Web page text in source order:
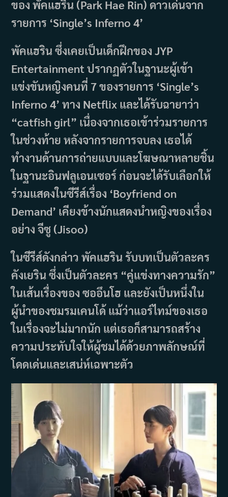
ของ พัคแฮริน (Park Hae Rin) ดาวเด่นจาก
รายการ ‘Single’s Inferno 4’
พัคแฮริน ซึ่งเคยเป็นเด็กฝึกของ JYP
Entertainment ปรากฏตัวในฐานะผู้เข้า
แข่งขันหญิงคนที่ 7 ของรายการ ‘Single’s
Inferno 4’ ทาง Netflix และได้รับฉายาว่า
“catfish girl” เนื่องจากเธอเข้าร่วมรายการ
ในช่วงท้าย หลังจากรายการจบลง เธอได้
ทำงานด้านการถ่ายแบบและโฆษณาหลายชิ้น
ในฐานะอินฟลูเอนเซอร์ ก่อนจะได้รับเลือกให้
ร่วมแสดงในซีรีส์เรื่อง ‘Boyfriend on
Demand’ เคียงข้างนักแสดงนำหญิงของเรื่อง
อย่าง จีซู (Jisoo)
ในซีรีส์ดังกล่าว พัคแฮริน รับบทเป็นตัวละคร
คังเยริน ซึ่งเป็นตัวละคร “คู่แข่งทางความรัก”
ในเส้นเรื่องของ ซออึนโฮ และยังเป็นหนึ่งใน
ผู้นำของชมรมเคนโด้ แม้ว่าแอร์ไทม์ของเธอ
ในเรื่องจะไม่มากนัก แต่เธอก็สามารถสร้าง
ความประทับใจให้ผู้ชมได้ด้วยภาพลักษณ์ที่
โดดเด่นและเสน่ห์เฉพาะตัว